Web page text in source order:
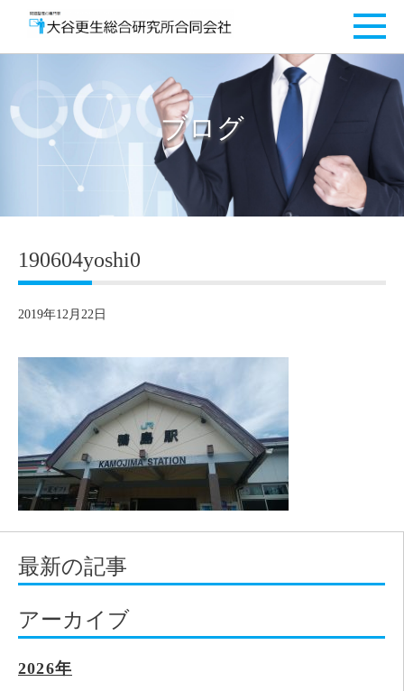
ブログ
最新の記事
アーカイブ
2026年
190604yoshi0
2019年12月22日